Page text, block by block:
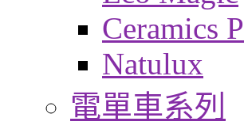
Ceramics
Natulux
電單車系列